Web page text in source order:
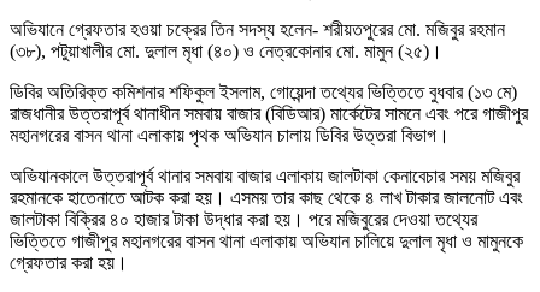
অভিযানে গ্রেফতার হওয়া চক্রের তিন সদস্য হলেন- শরীয়তপুরের মো. মজিবুর রহমান
(৩৮), পটুয়াখালীর মো. দুলাল মৃধা (৪০) ও নেত্রকোনার মো. মামুন (২৫)।
ডিবির অতিরিক্ত কমিশনার শফিকুল ইসলাম, গোয়েন্দা তথ্যের ভিত্তিতে বুধবার (১৩ মে)
রাজধানীর উত্তরাপূর্ব থানাধীন সমবায় বাজার (বিডিআর) মার্কেটের সামনে এবং পরে গাজীপুর
মহানগরের বাসন থানা এলাকায় পৃথক অভিযান চালায় ডিবির উত্তরা বিভাগ।
অভিযানকালে উত্তরাপূর্ব থানার সমবায় বাজার এলাকায় জালটাকা কেনাবেচার সময় মজিবুর
রহমানকে হাতেনাতে আটক করা হয়। এসময় তার কাছ থেকে ৪ লাখ টাকার জালনোট এবং
জালটাকা বিক্রির ৪০ হাজার টাকা উদ্ধার করা হয়। পরে মজিবুরের দেওয়া তথ্যের
ভিত্তিতে গাজীপুর মহানগরের বাসন থানা এলাকায় অভিযান চালিয়ে দুলাল মৃধা ও মামুনকে
গ্রেফতার করা হয়।